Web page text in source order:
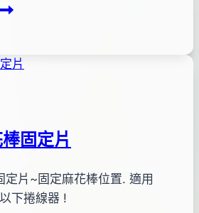
固定片
定片~固定麻花棒位置. 適用
下捲線器 !